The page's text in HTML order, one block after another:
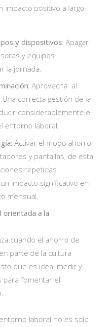
impacto positivo a largo
y dispositivos: Apagar
y equipos
la jornada.
Aprovecha al
correcta gestión de la
considerablemente el
entorno laboral.
Activar el modo ahorro
y pantallas, de esta
repetidas
impacto significativo en
mensual.
orientada a la
cuando el ahorro de
parte de la cultura
que es ideal medir y
para fomentar el
laboral no es solo